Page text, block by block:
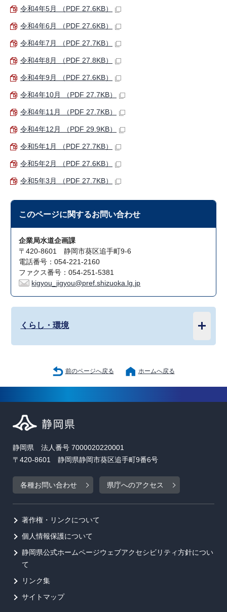
令和4年5月 （PDF 27.6KB）
令和4年6月 （PDF 27.6KB）
令和4年7月 （PDF 27.7KB）
令和4年8月 （PDF 27.8KB）
令和4年9月 （PDF 27.6KB）
令和4年10月 （PDF 27.7KB）
令和4年11月 （PDF 27.7KB）
令和4年12月 （PDF 29.9KB）
令和5年1月 （PDF 27.7KB）
令和5年2月 （PDF 27.6KB）
令和5年3月 （PDF 27.7KB）
このページに関するお問い合わせ
企業局水道企画課
〒420-8601 静岡市葵区追手町9-6
電話番号：054-221-2160
ファクス番号：054-251-5381
kigyou_jigyou@pref.shizuoka.lg.jp
くらし・環境
前のページへ戻る ホームへ戻る
静岡県 法人番号 7000020220001
〒420-8601 静岡県静岡市葵区追手町9番6号
各種お問い合わせ 県庁へのアクセス
著作権・リンクについて
個人情報保護について
静岡県公式ホームページウェブアクセシビリティ方針につい
て
リンク集
サイトマップ